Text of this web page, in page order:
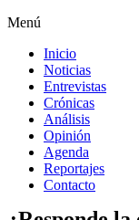
Menú
Inicio
Noticias
Entrevistas
Crónicas
Análisis
Opinión
Agenda
Reportajes
Contacto